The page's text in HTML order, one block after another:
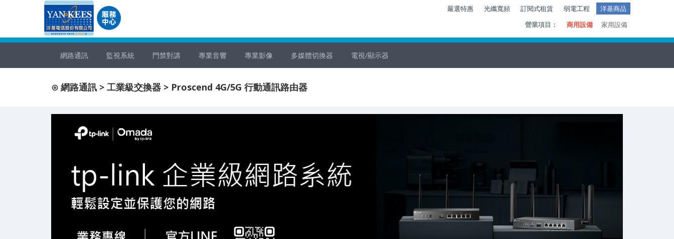
嚴選特惠 光纖寬頻 訂閱式租賃 弱電工程 洋基商品
營業項目： 商用設備 家用設備
網路通訊 監視系統 門禁對講 專業音響 專業影像 多媒體切換器 電視/顯示器
⊙ 網路通訊 > 工業級交換器 > Proscend 4G/5G 行動通訊路由器